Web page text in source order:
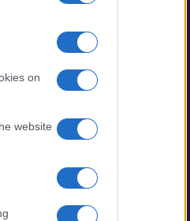
on
website
in zona